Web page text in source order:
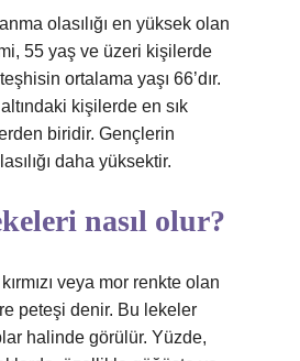
olasılığı en yüksek olan
55 yaş ve üzeri kişilerde
ortalama yaşı 66’dır.
kişilerde en sık
biridir. Gençlerin
daha yüksektir.
nasıl olur?
veya mor renkte olan
peteşi denir. Bu lekeler
halinde görülür. Yüzde,